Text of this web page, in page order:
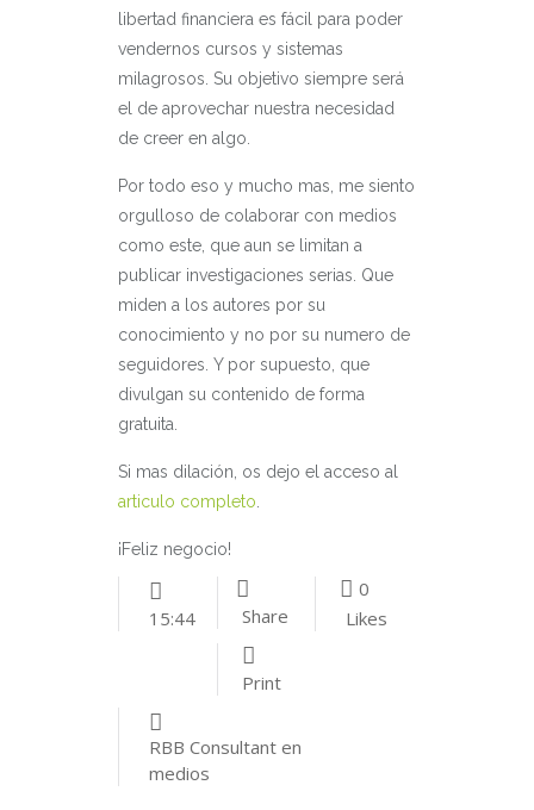
libertad financiera es fácil para poder
vendernos cursos y sistemas
milagrosos. Su objetivo siempre será
el de aprovechar nuestra necesidad
de creer en algo.
Por todo eso y mucho mas, me siento
orgulloso de colaborar con medios
como este, que aun se limitan a
publicar investigaciones serias. Que
miden a los autores por su
conocimiento y no por su numero de
seguidores. Y por supuesto, que
divulgan su contenido de forma
gratuita.
Si mas dilación, os dejo el acceso al
articulo completo
¡Feliz negocio!
15:44 Share
0
Likes
Print
RBB Consultant en
medios